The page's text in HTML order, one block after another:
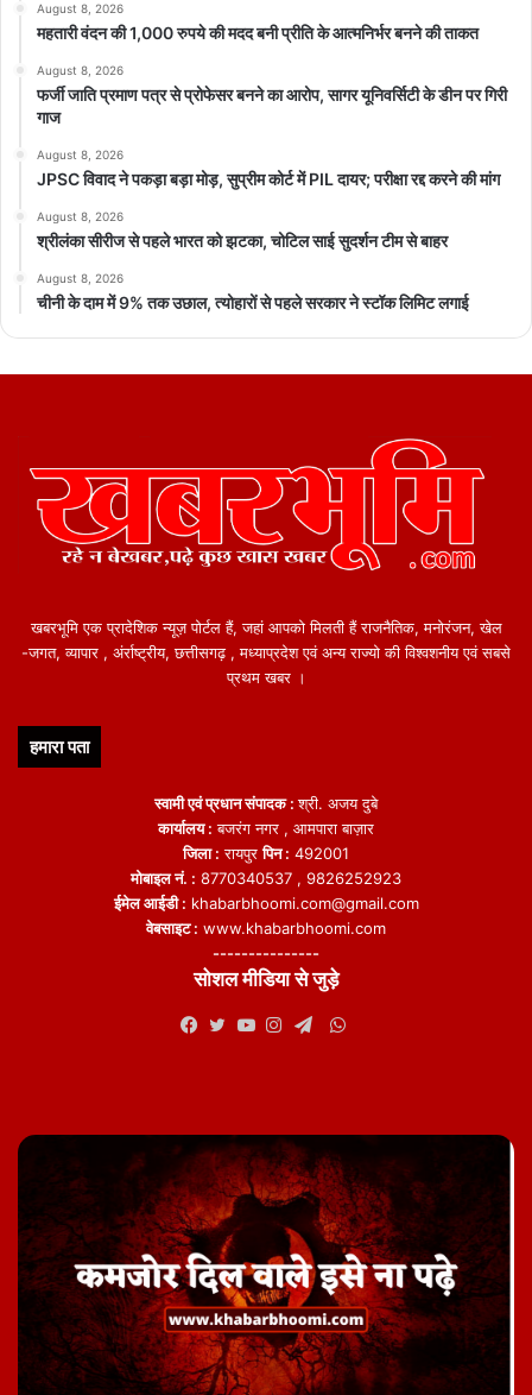
August 8, 2026
महतारी वंदन की 1,000 रुपये की मदद बनी प्रीति के आत्मनिर्भर बनने की ताकत
August 8, 2026
फर्जी जाति प्रमाण पत्र से प्रोफेसर बनने का आरोप, सागर यूनिवर्सिटी के डीन पर गिरी
गाज
August 8, 2026
JPSC विवाद ने पकड़ा बड़ा मोड़, सुप्रीम कोर्ट में PIL दायर; परीक्षा रद्द करने की मांग
August 8, 2026
श्रीलंका सीरीज से पहले भारत को झटका, चोटिल साई सुदर्शन टीम से बाहर
August 8, 2026
चीनी के दाम में 9% तक उछाल, त्योहारों से पहले सरकार ने स्टॉक लिमिट लगाई
खबरभूमि एक प्रादेशिक न्यूज़ पोर्टल हैं, जहां आपको मिलती हैं राजनैतिक, मनोरंजन, खेल
-जगत, व्यापार , अंर्राष्ट्रीय, छत्तीसगढ़ , मध्याप्रदेश एवं अन्य राज्यो की विश्वशनीय एवं सबसे
प्रथम खबर ।
हमारा पता
स्वामी एवं प्रधान संपादक :श्री. अजय दुबे
कार्यालय : बजरंग नगर , आमपारा बाज़ार
जिला : रायपुरपिन : 492001
मोबाइल नं. : 8770340537 , 9826252923
ईमेल आईडी : khabarbhoomi.com@gmail.com
वेबसाइट : www.khabarbhoomi.com
---------------
सोशल मीडिया से जुड़े
WhatsApp